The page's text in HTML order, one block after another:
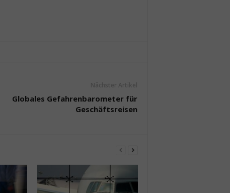
Globales Gefahrenbarometer für
Geschäftsreisen